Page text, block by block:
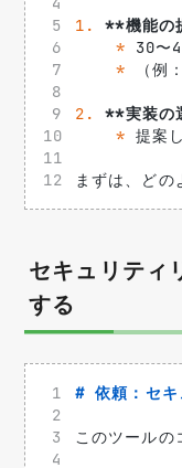
1. **機能の
* 30〜
* （例
2. **実装の
* 提案
まずは、ど
セキュリティ
する
# 依頼：セキ
このツールの